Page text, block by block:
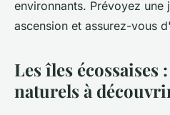
environnants. Prévoyez
ascension et assurez-vous
Les îles écossaises
naturels à